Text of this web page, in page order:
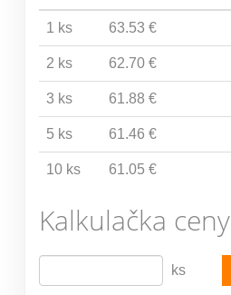
1 ks 63.53 €
2 ks 62.70 €
3 ks 61.88 €
5 ks 61.46 €
10 ks 61.05 €
Kalkulačka ceny
ks